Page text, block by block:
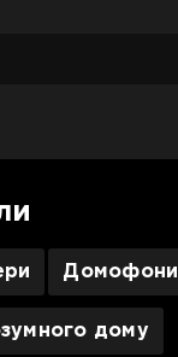
Домофони
дому